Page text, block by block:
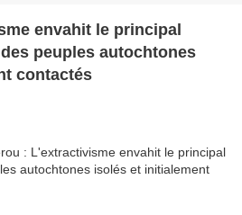
envahit le principal
peuples autochtones
contactés